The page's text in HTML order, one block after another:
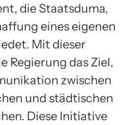
die Staatsduma,
eines eigenen
Mit dieser
Regierung das Ziel,
zwischen
und städtischen
Diese Initiative